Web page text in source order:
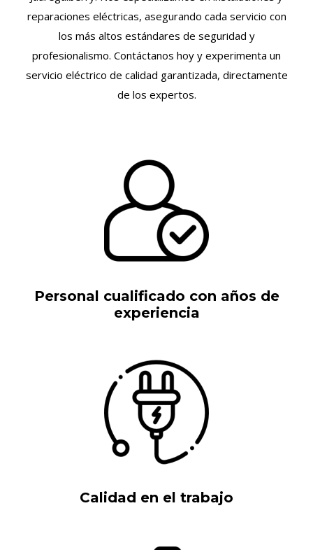
reparaciones eléctricas, asegurando cada servicio con
los más altos estándares de seguridad y
profesionalismo. Contáctanos hoy y experimenta un
servicio eléctrico de calidad garantizada, directamente
de los expertos.
Personal cualificado con años de
experiencia
Calidad en el trabajo